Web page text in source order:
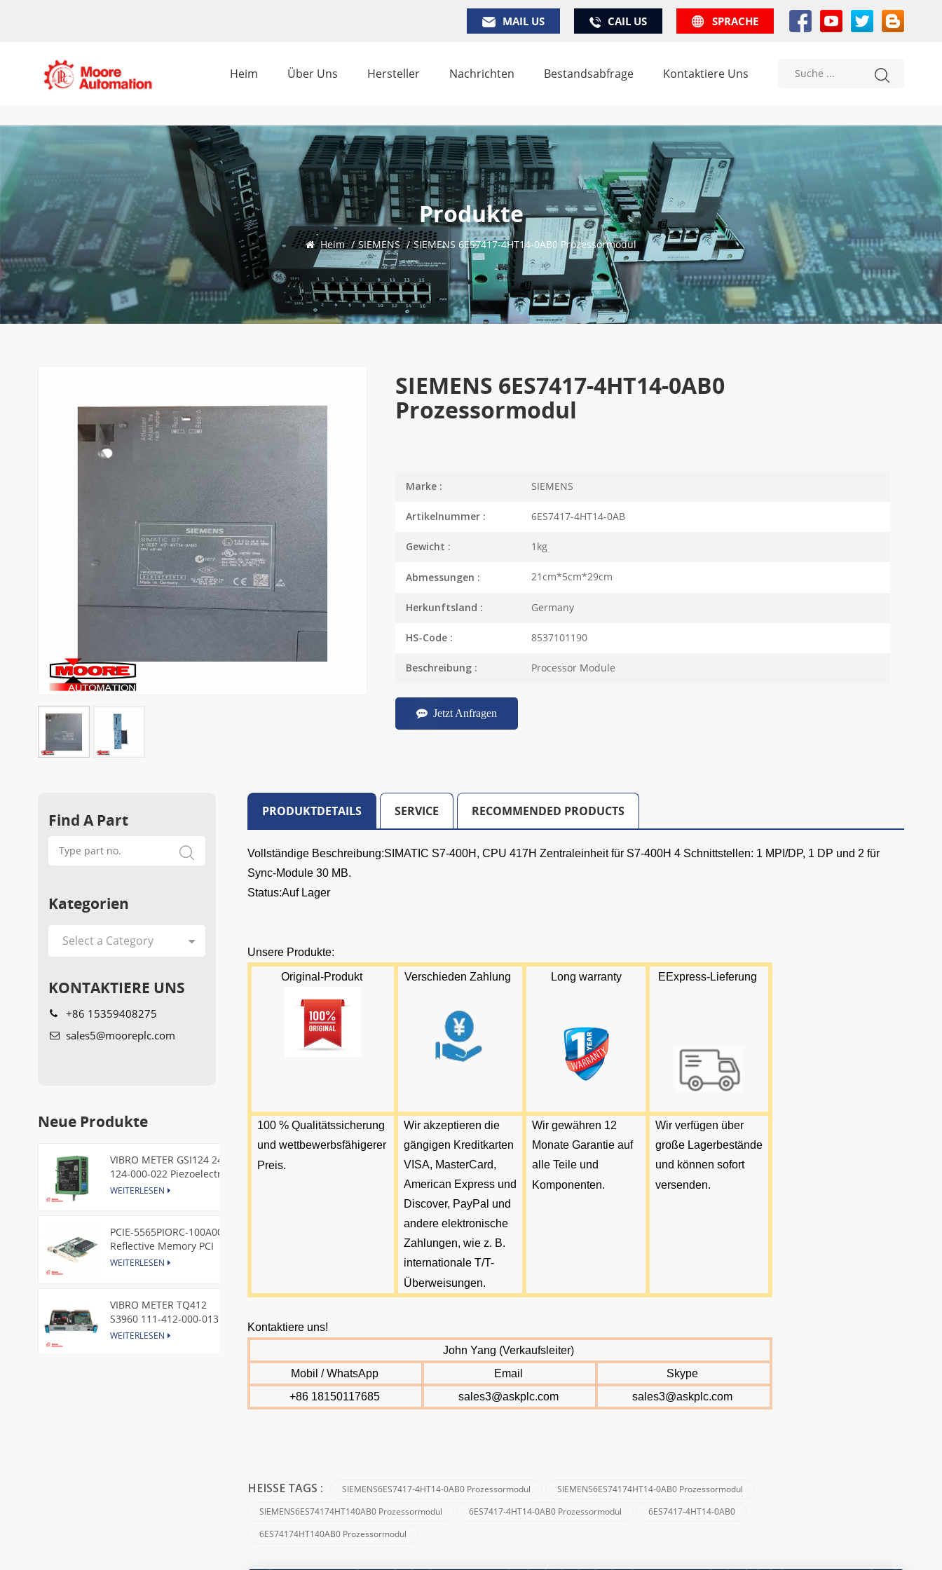
MAIL US CAIL US SPRACHE
Heim Über Uns Hersteller Nachrichten Bestandsabfrage Kontaktiere Uns
Produkte
Heim / SIEMENS / SIEMENS 6ES7417-4HT14-0AB0 Prozessormodul
SIEMENS 6ES7417-4HT14-0AB0
Prozessormodul
Marke : SIEMENS
Artikelnummer : 6ES7417-4HT14-0AB
Gewicht : 1kg
Abmessungen : 21cm*5cm*29cm
Herkunftsland : Germany
HS-Code : 8537101190
Beschreibung : Processor Module
Jetzt Anfragen
PRODUKTDETAILS SERVICE RECOMMENDED PRODUCTS
Vollständige Beschreibung:SIMATIC S7-400H, CPU 417H Zentraleinheit für S7-400H 4 Schnittstellen: 1 MPI/DP, 1 DP und 2 für
Sync-Module 30 MB.
Status:Auf Lager
Unsere Produkte:
Original-Produkt Verschieden Zahlung Long warranty EExpress-Lieferung
100 % Qualitätssicherung
und wettbewerbsfähigerer
Preis.
Wir akzeptieren die
gängigen Kreditkarten
VISA, MasterCard,
American Express und
Discover, PayPal und
andere elektronische
Zahlungen, wie z. B.
internationale T/T-
Überweisungen.
Wir gewähren 12
Monate Garantie auf
alle Teile und
Komponenten.
Wir verfügen über
große Lagerbestände
und können sofort
versenden.
Kontaktiere uns!
John Yang (Verkaufsleiter)
Mobil / WhatsApp
Email
Skype
+86 18150117685
sales3@askplc.com sales3@askplc.com
HEISSE TAGS : SIEMENS6ES7417-4HT14-0AB0 Prozessormodul
SIEMENS6ES74174HT14-0AB0 Prozessormodul
SIEMENS6ES74174HT140AB0 Prozessormodul
6ES7417-4HT14-0AB0 Prozessormodul
6ES7417-4HT14-0AB0
6ES74174HT140AB0 Prozessormodul
Find A Part
Kategorien
KONTAKTIERE UNS
+86 15359408275
sales5@mooreplc.com
Neue Produkte
VIBRO METER GSI124 244-
124-000-022 Piezoelectric
Pressure Transducer
WEITERLESEN
PCIE-5565PIORC-100A00
Reflective Memory PCI
Express Node Card /GE
WEITERLESEN
VIBRO METER TQ412
S3960 111-412-000-013
Reverse Mount
WEITERLESEN